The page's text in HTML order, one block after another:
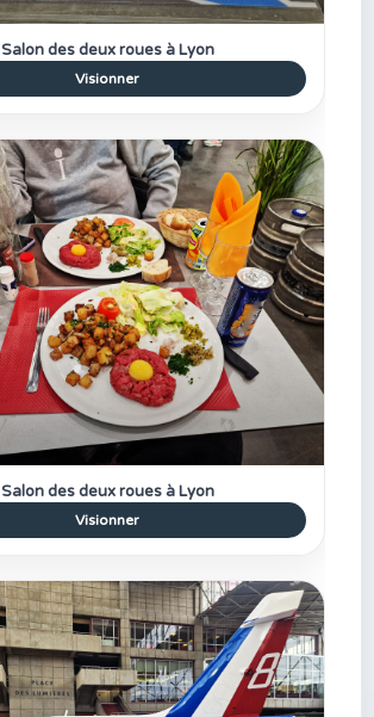
Salon des deux roues à Lyon
Visionner
Salon des deux roues à Lyon
Visionner